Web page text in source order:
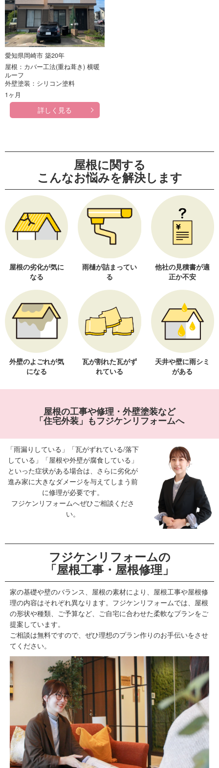
愛知県岡崎市 築20年
屋根：カバー工法(重ね葺き) 横暖
ルーフ
外壁塗装：シリコン塗料
1ヶ月
詳しく見る
屋根に関する
こんなお悩みを解決します
屋根の劣化が気に
なる
雨樋が詰まってい
る
他社の見積書が適
正か不安
外壁のよごれが気
になる
瓦が割れた瓦がず
れている
天井や壁に雨シミ
がある
屋根の工事や修理・外壁塗装など
「住宅外装」もフジケンリフォームへ
「雨漏りしている」「瓦がずれている/落下
している」「屋根や外壁が腐食している」
といった症状がある場合は、さらに劣化が
進み家に大きなダメージを与えてしまう前
に修理が必要です。
フジケンリフォームへぜひご相談くださ
い。
フジケンリフォームの
「屋根工事・屋根修理」
家の基礎や壁のバランス、屋根の素材により、屋根工事や屋根修
理の内容はそれぞれ異なります。フジケンリフォームでは、屋根
の形状や種類、ご予算など、ご自宅に合わせた柔軟なプランをご
提案しています。
ご相談は無料ですので、ぜひ理想のプラン作りのお手伝いをさせ
てください。